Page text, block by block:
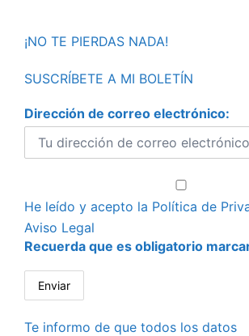
¡NO TE PIERDAS NADA!
SUSCRÍBETE A MI BOLETÍN
Dirección de correo electrónico:
He leído y acepto la Política de
Aviso Legal
Recuerda que es obligatorio
Te informo de que todos los datos